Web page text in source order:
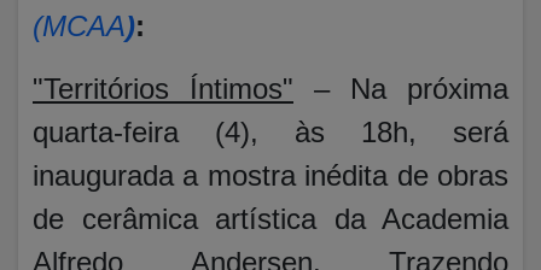
(MCAA):
"Territórios Íntimos" – Na próxima
quarta-feira (4), às 18h, será
inaugurada a mostra inédita de obras
de cerâmica artística da Academia
Alfredo Andersen. Trazendo